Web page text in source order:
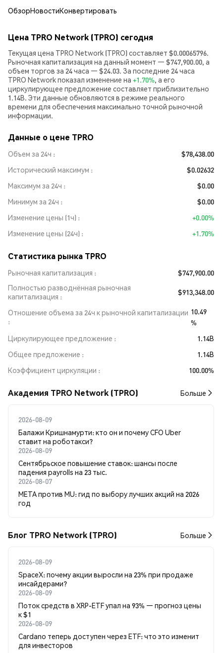
ОбзорНовостиКонвертировать
Цена TPRO Network (TPRO) сегодня
Текущая цена TPRO Network (TPRO) составляет $0.00065796.
Рыночная капитализация на данный момент — $747,900.00, а
объем торгов за 24 часа — $24.03. За последние 24 часа
TPRO Network показал изменение на +1.70%, а его
циркулирующее предложение составляет приблизительно
1.14B. Эти данные обновляются в режиме реального
времени для обеспечения максимально точной рыночной
информации.
Данные о цене TPRO
Объем за 24ч
$78,438.00
Исторический максимум
$0.02632
Максимум за 24ч
$0.00
Минимум за 24ч
$0.00
Изменение цены (1ч)
+0.00%
Изменение цены (24ч)
+1.70%
Статистика рынка TPRO
Рыночная капитализация
$747,900.00
Полностью разводнённая рыночная
капитализация
$913,348.00
Отношение объема за 24ч к рыночной капитализации 10.49
%
Циркулирующее предложение
1.14B
Общее предложение
1.14B
Коэффициент циркуляции
100.00%
Академия TPRO Network (TPRO) Больше
2026-08-09
Балажи Кришнамурти: кто он и почему CFO Uber
ставит на роботакси?
2026-08-09
Сентябрьское повышение ставок: шансы после
падения payrolls на 23 тыс.
2026-08-07
META против MU: гид по выбору лучших акций на 2026
год
Блог TPRO Network (TPRO) Больше
2026-08-09
SpaceX: почему акции выросли на 23% при продаже
инсайдерами?
2026-08-09
Поток средств в XRP-ETF упал на 93% — прогноз цены
к $1
2026-08-09
Cardano теперь доступен через ETF: что это изменит
для инвесторов